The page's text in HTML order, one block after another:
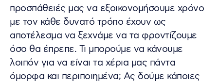
προσπάθειές μας να εξοικονομήσουμε χρόνο
με τον κάθε δυνατό τρόπο έχουν ως
αποτέλεσμα να ξεχνάμε να τα φροντίζουμε
όσο θα έπρεπε. Τι μπορούμε να κάνουμε
λοιπόν για να είναι τα χέρια μας πάντα
όμορφα και περιποιημένα; Ας δούμε κάποιες